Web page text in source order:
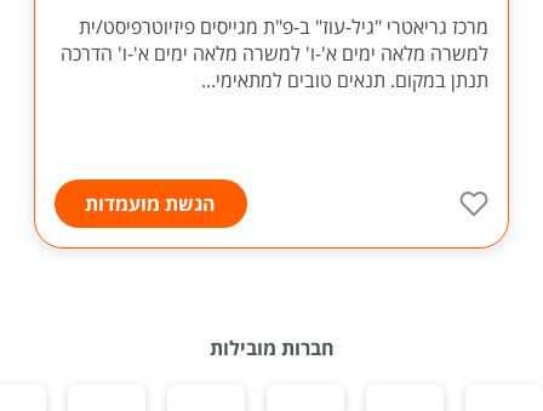
מרכז גריאטרי "גיל-עוז" ב-פ"ת מגייסים פיזיוטרפיסט/ית
למשרה מלאה ימים א'-ו' למשרה מלאה ימים א'-ו' הדרכה
תנתן במקום. תנאים טובים למתאימי...
הגשת מועמדות
חברות מובילות